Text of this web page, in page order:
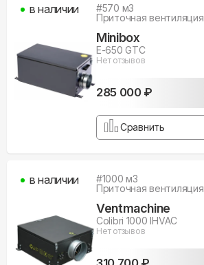
#570 м3
Приточная вентиляция
Minibox
E-650 GTC
Нет отзывов
285 000 ₽
в наличии
Сравнить
#1000 м3
Приточная вентиляция
Ventmachine
Colibri 1000 IHVAC
Нет отзывов
в наличии